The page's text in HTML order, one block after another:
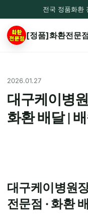
전국 정품화환
[정품]화환전문점
2026.01.27
대구케이병
화환 배달 |
대구케이병원
전문점 · 화환